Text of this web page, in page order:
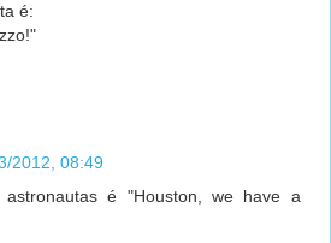
é:
2012, 08:49
é "Houston, we have a